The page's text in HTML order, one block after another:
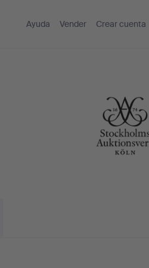
Ayuda Vender Crear cuenta